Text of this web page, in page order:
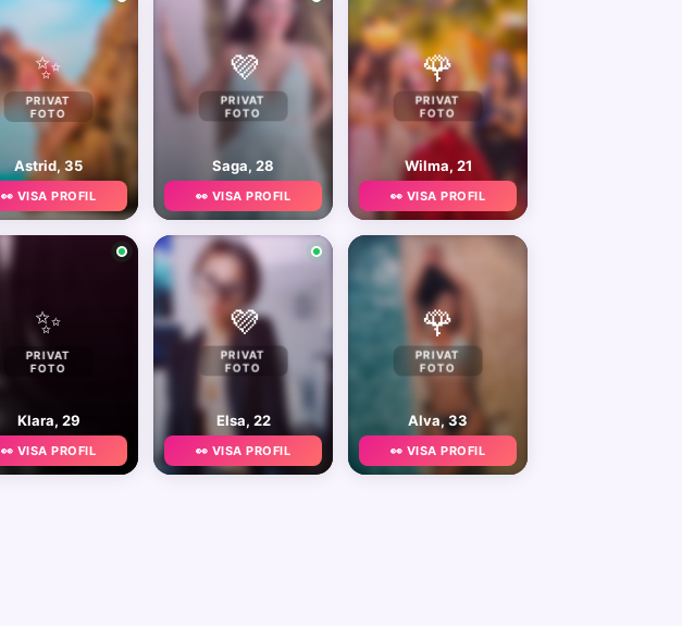
✨
PRIVAT
FOTO
Astrid, 35
👀 VISA PROFIL
💜
PRIVAT
FOTO
Saga, 28
👀 VISA PROFIL
🌹
PRIVAT
FOTO
Wilma, 21
👀 VISA PROFIL
✨
PRIVAT
FOTO
Klara, 29
👀 VISA PROFIL
💜
PRIVAT
FOTO
Elsa, 22
👀 VISA PROFIL
🌹
PRIVAT
FOTO
Alva, 33
👀 VISA PROFIL